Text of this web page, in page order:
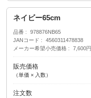
ネイビー65cm
品番
978876NB65
JANコード
4560311478838
メーカー希望小売価格
7,600円
販売価格
（単価 × 入数）
注文数